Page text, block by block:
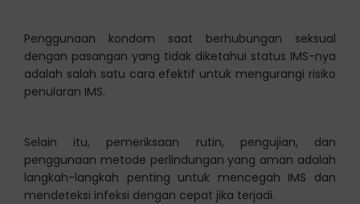
Penggunaan kondom saat berhubungan seksual
dengan pasangan yang tidak diketahui status IMS-nya
adalah salah satu cara efektif untuk mengurangi risiko
penularan IMS.
Selain itu, pemeriksaan rutin, pengujian, dan
penggunaan metode perlindungan yang aman adalah
langkah-langkah penting untuk mencegah IMS dan
mendeteksi infeksi dengan cepat jika terjadi.